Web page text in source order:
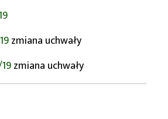
zmiana uchwały
zmiana uchwały